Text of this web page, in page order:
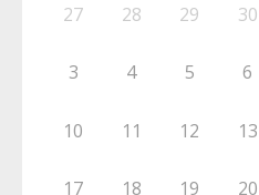
27 28 29 30
3 4 5 6
10 11 12 13
17 18 19 20